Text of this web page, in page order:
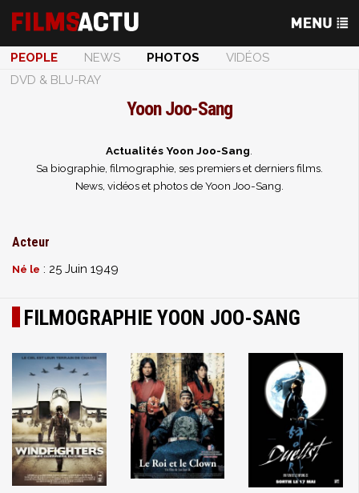
PEOPLE NEWS PHOTOS
VIDÉOS
DVD & BLU-RAY
Yoon Joo-Sang
Actualités Yoon Joo-Sang
Sa biographie, filmographie, ses premiers et derniers films.
News, vidéos et photos de Yoon Joo-Sang.
Acteur
Né le : 25 Juin 1949
FILMOGRAPHIE YOON JOO-SANG